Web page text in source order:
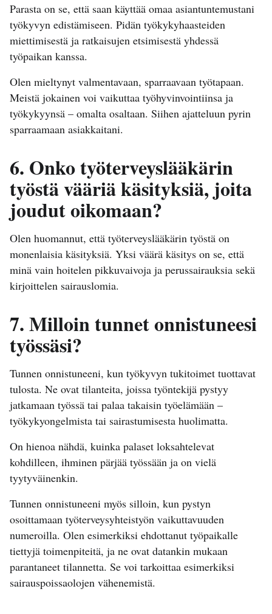
Parasta on se, että saan käyttää omaa asiantuntemustani
työkyvyn edistämiseen. Pidän työkykyhaasteiden
miettimisestä ja ratkaisujen etsimisestä yhdessä
työpaikan kanssa.
Olen mieltynyt valmentavaan, sparraavaan työtapaan.
Meistä jokainen voi vaikuttaa työhyvinvointiinsa ja
työkykyynsä – omalta osaltaan. Siihen ajatteluun pyrin
sparraamaan asiakkaitani.
6. Onko työterveyslääkärin
työstä vääriä käsityksiä, joita
joudut oikomaan?
Olen huomannut, että työterveyslääkärin työstä on
monenlaisia käsityksiä. Yksi väärä käsitys on se, että
minä vain hoitelen pikkuvaivoja ja perussairauksia sekä
kirjoittelen sairauslomia.
7. Milloin tunnet onnistuneesi
työssäsi?
Tunnen onnistuneeni, kun työkyvyn tukitoimet tuottavat
tulosta. Ne ovat tilanteita, joissa työntekijä pystyy
jatkamaan työssä tai palaa takaisin työelämään –
työkykyongelmista tai sairastumisesta huolimatta.
On hienoa nähdä, kuinka palaset loksahtelevat
kohdilleen, ihminen pärjää työssään ja on vielä
tyytyväinenkin.
Tunnen onnistuneeni myös silloin, kun pystyn
osoittamaan työterveysyhteistyön vaikuttavuuden
numeroilla. Olen esimerkiksi ehdottanut työpaikalle
tiettyjä toimenpiteitä, ja ne ovat datankin mukaan
parantaneet tilannetta. Se voi tarkoittaa esimerkiksi
sairauspoissaolojen vähenemistä.